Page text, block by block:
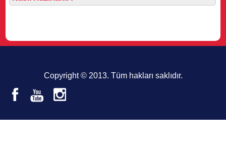
Copyright © 2013. Tüm hakları saklıdır.